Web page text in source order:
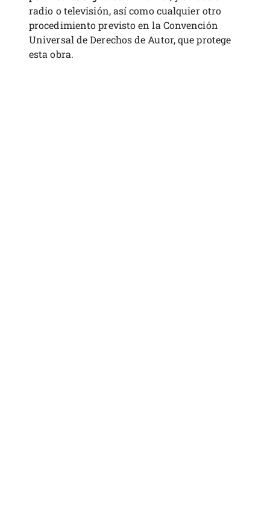
radio o televisión, así como cualquier otro
procedimiento previsto en la Convención
Universal de Derechos de Autor, que protege
esta obra.